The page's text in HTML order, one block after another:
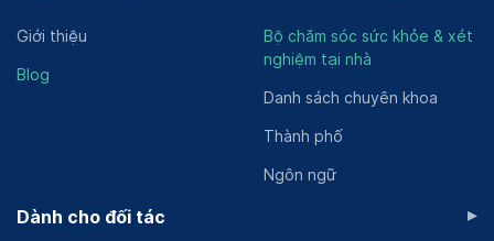
Giới thiệu
Blog
Bộ chăm sóc sức khỏe & xét
nghiệm tại nhà
Danh sách chuyên khoa
Thành phố
Ngôn ngữ
Dành cho đối tác ▸